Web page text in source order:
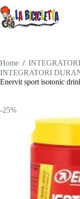
al
contenuto
Home / INTEGRATORI
INTEGRATORI
Enervit sport isotonic
-25%